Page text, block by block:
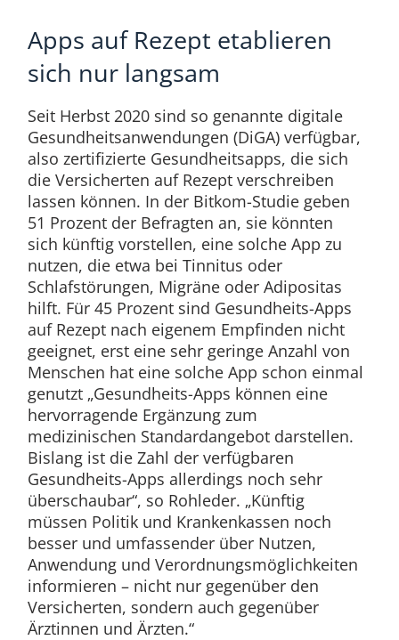
Apps auf Rezept etablieren
sich nur langsam
Seit Herbst 2020 sind so genannte digitale
Gesundheitsanwendungen (DiGA) verfügbar,
also zertifizierte Gesundheitsapps, die sich
die Versicherten auf Rezept verschreiben
lassen können. In der Bitkom-Studie geben
51 Prozent der Befragten an, sie könnten
sich künftig vorstellen, eine solche App zu
nutzen, die etwa bei Tinnitus oder
Schlafstörungen, Migräne oder Adipositas
hilft. Für 45 Prozent sind Gesundheits-Apps
auf Rezept nach eigenem Empfinden nicht
geeignet, erst eine sehr geringe Anzahl von
Menschen hat eine solche App schon einmal
genutzt „Gesundheits-Apps können eine
hervorragende Ergänzung zum
medizinischen Standardangebot darstellen.
Bislang ist die Zahl der verfügbaren
Gesundheits-Apps allerdings noch sehr
überschaubar“, so Rohleder. „Künftig
müssen Politik und Krankenkassen noch
besser und umfassender über Nutzen,
Anwendung und Verordnungsmöglichkeiten
informieren – nicht nur gegenüber den
Versicherten, sondern auch gegenüber
Ärztinnen und Ärzten.“